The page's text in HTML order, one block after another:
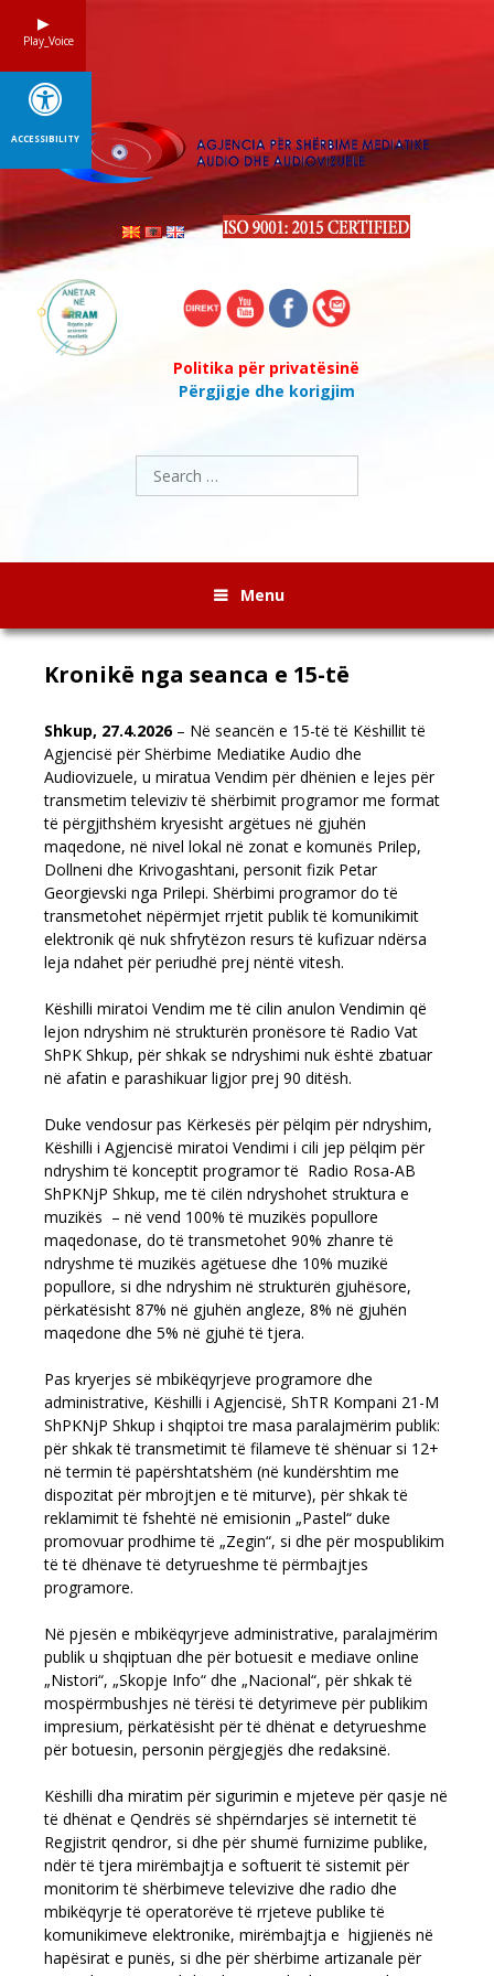
Politika për privatësinë
Përgjigje dhe korigjim
Search
for:
Menu
Kronikë nga seanca e 15-të
Shkup, 27.4.2026 – Në seancën e 15-të të Këshillit të
Agjencisë për Shërbime Mediatike Audio dhe
Audiovizuele, u miratua Vendim për dhënien e lejes për
transmetim televiziv të shërbimit programor me format
të përgjithshëm kryesisht argëtues në gjuhën
maqedone, në nivel lokal në zonat e komunës Prilep,
Dollneni dhe Krivogashtani, personit fizik Petar
Georgievski nga Prilepi. Shërbimi programor do të
transmetohet nëpërmjet rrjetit publik të komunikimit
elektronik që nuk shfrytëzon resurs të kufizuar ndërsa
leja ndahet për periudhë prej nëntë vitesh.
Këshilli miratoi Vendim me të cilin anulon Vendimin që
lejon ndryshim në strukturën pronësore të Radio Vat
ShPK Shkup, për shkak se ndryshimi nuk është zbatuar
në afatin e parashikuar ligjor prej 90 ditësh.
Duke vendosur pas Kërkesës për pëlqim për ndryshim,
Këshilli i Agjencisë miratoi Vendimi i cili jep pëlqim për
ndryshim të konceptit programor të Radio Rosa-АB
ShPKNjP Shkup, me të cilën ndryshohet struktura e
muzikës – në vend 100% të muzikës popullore
maqedonase, do të transmetohet 90% zhanre të
ndryshme të muzikës agëtuese dhe 10% muzikë
popullore, si dhe ndryshim në strukturën gjuhësore,
përkatësisht 87% në gjuhën angleze, 8% në gjuhën
maqedone dhe 5% në gjuhë të tjera.
Pas kryerjes së mbikëqyrjeve programore dhe
administrative, Këshilli i Agjencisë, ShTR Kompani 21-М
ShPKNjP Shkup i shqiptoi tre masa paralajmërim publik:
për shkak të transmetimit të filameve të shënuar si 12+
në termin të papërshtatshëm (në kundërshtim me
dispozitat për mbrojtjen e të miturve), për shkak të
reklamimit të fshehtë në emisionin „Pastel“ duke
promovuar prodhime të „Zegin“, si dhe për mospublikim
të të dhënave të detyrueshme të përmbajtjes
programore.
Në pjesën e mbikëqyrjeve administrative, paralajmërim
publik u shqiptuan dhe për botuesit e mediave online
„Nistori“, „Skopje Info“ dhe „Nacional“, për shkak të
mospërmbushjes në tërësi të detyrimeve për publikim
impresium, përkatësisht për të dhënat e detyrueshme
për botuesin, personin përgjegjës dhe redaksinë.
Këshilli dha miratim për sigurimin e mjeteve për qasje në
të dhënat e Qendrës së shpërndarjes së internetit të
Regjistrit qendror, si dhe për shumë furnizime publike,
ndër të tjera mirëmbajtja e softuerit të sistemit për
monitorim të shërbimeve televizive dhe radio dhe
mbikëqyrje të operatorëve të rrjeteve publike të
komunikimeve elektronike, mirëmbajtja e higjienës në
hapësirat e punës, si dhe për shërbime artizanale për
Play_Voice
ACCESSIBILITY